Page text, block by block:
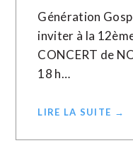
Génération
inviter à la
CONCERT de
18 h…
LIRE LA SUITE →